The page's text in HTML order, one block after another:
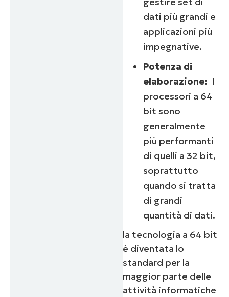
dati più grandi e
applicazioni più
impegnative.
Potenza di
elaborazione: I
processori a 64
bit sono
generalmente
più performanti
di quelli a 32 bit,
soprattutto
quando si tratta
di grandi
quantità di dati.
la tecnologia a 64 bit
è diventata lo
standard per la
maggior parte delle
attività informatiche